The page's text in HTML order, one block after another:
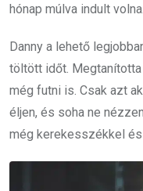
hónap múlva indult volna.
Danny a lehető
töltött időt.
még futni is. Csak azt
éljen, és soha ne
még kerekesszékkel és